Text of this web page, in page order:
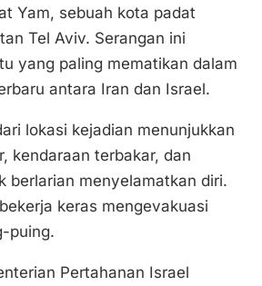
Yam, sebuah kota padat
Tel Aviv. Serangan ini
yang paling mematikan dalam
antara Iran dan Israel.
lokasi kejadian menunjukkan
kendaraan terbakar, dan
berlarian menyelamatkan diri.
keras mengevakuasi
puing.
Pertahanan Israel